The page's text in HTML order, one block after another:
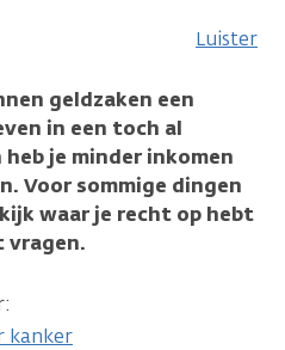
Luister
geldzaken een
in een toch al
je minder inkomen
Voor sommige dingen
waar je recht op hebt
vragen.
kanker